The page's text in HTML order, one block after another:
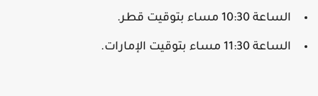
الساعة 10:30 مساء بتوقيت قطر.
الساعة 11:30 مساء بتوقيت الإمارات.